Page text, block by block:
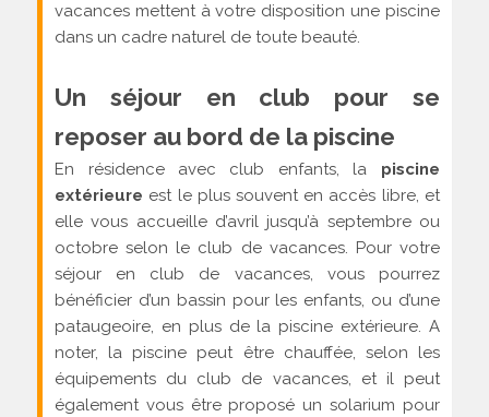
vacances mettent à votre disposition une piscine
dans un cadre naturel de toute beauté.
Un séjour en club pour se
reposer au bord de la piscine
En résidence avec club enfants, la piscine
extérieure est le plus souvent en accès libre, et
elle vous accueille d’avril jusqu’à septembre ou
octobre selon le club de vacances. Pour votre
séjour en club de vacances, vous pourrez
bénéficier d’un bassin pour les enfants, ou d’une
pataugeoire, en plus de la piscine extérieure. A
noter, la piscine peut être chauffée, selon les
équipements du club de vacances, et il peut
également vous être proposé un solarium pour